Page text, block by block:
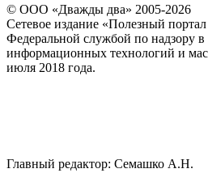
© ООО «Дважды два» 2005-2026
Сетевое издание «Полезный
Федеральной службой по надзору в
информационных технологий и
июля 2018 года.
Главный редактор: Семашко А.Н.